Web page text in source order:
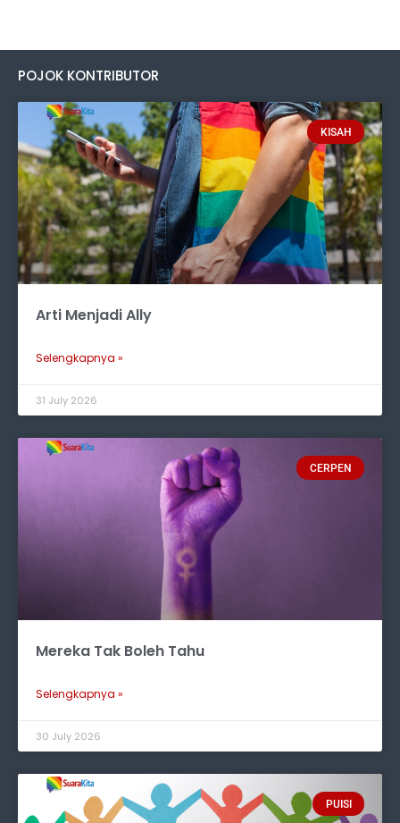
POJOK KONTRIBUTOR
KISAH
Arti Menjadi Ally
Selengkapnya »
31 July 2026
CERPEN
Mereka Tak Boleh Tahu
Selengkapnya »
30 July 2026
PUISI